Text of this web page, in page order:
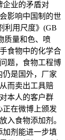
企业的矛盾对
影响中国制的世
利用尺度》(GB
质量和色、喷
食物中的化学合
题，食物工程博
仍是国外，厂家
而卖出工具赔
本人的客户群
正在微博上颁发
入食物添加剂。
加剂能进一步填